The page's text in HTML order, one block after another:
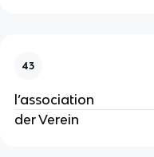
43
l’association
der Verein